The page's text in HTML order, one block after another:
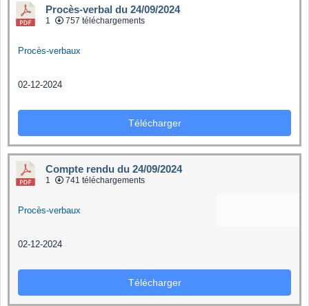
Procès-verbal du 24/09/2024
1 757 téléchargements
Procès-verbaux
02-12-2024
Télécharger
Compte rendu du 24/09/2024
1 741 téléchargements
Procès-verbaux
02-12-2024
Télécharger